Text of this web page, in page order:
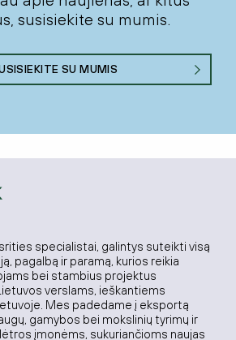
susisiekite su mumis.
SU MUMIS
specialistai, galintys suteikti visą
pagalbą ir paramą, kurios reikia
bei stambius projektus
verslams, ieškantiems
Mes padedame į eksportą
gamybos bei mokslinių tyrimų ir
įmonėms, sukuriančioms naujas